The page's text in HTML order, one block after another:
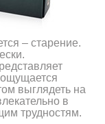
– старение.
выглядеть на
в
трудностям.